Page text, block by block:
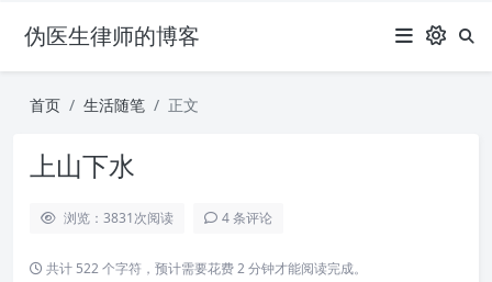
伪医生律师的博客
首页 生活随笔 正文
上山下水
浏览：3831次阅读 4 条评论
共计 522 个字符，预计需要花费 2 分钟才能阅读完成。